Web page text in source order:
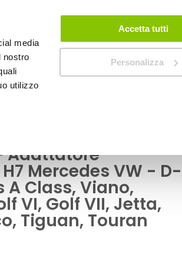
media
nostro
utilizzo
Accetta tutti
Personalizza
ACCEDI CREA UN ACCOUNT
Jetta, Passat, Scirocco, Tiguan, Touran
Adattatore
Mercedes VW - D-
A Class, Viano,
VI, Golf VII, Jetta,
Tiguan, Touran